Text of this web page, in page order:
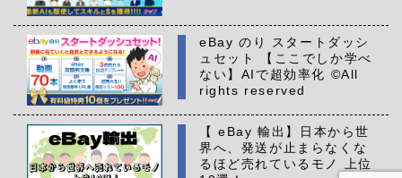
eBay のり スタートダッシ
ュセット 【ここでしか学べ
ない】AIで超効率化 ©All
rights reserved
【 eBay 輸出】日本から世
界へ、発送が止まらなくな
るほど売れているモノ 上位